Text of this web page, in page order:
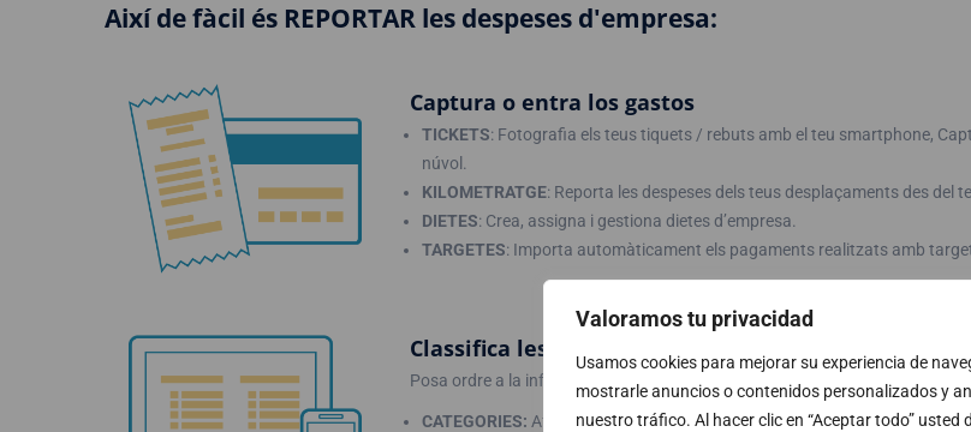
Valoramos tu privacidad
Usamos cookies para mejorar su experiencia de
mostrarle anuncios o contenidos personalizados y
nuestro tráfico. Al hacer clic en “Aceptar todo” usted
Així de fàcil és REPORTAR les despeses d'empresa:
Captura o entra los gastos
TICKETS: Fotografia els teus tiquets / rebuts amb el teu smartphone,
núvol.
KILOMETRATGE: Reporta les despeses dels teus desplaçaments des del
DIETES: Crea, assigna i gestiona dietes d’empresa.
TARGETES: Importa automàticament els pagaments realitzats amb
Classifica les despeses
Posa ordre a la informació necessària per gestionar les teves despeses
CATEGORIES: Afegeix informació sobre el tipus de despesa realitzada